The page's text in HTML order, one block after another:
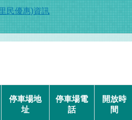
民優惠)資訊
停車場地
址
停車場電
話
開放時
間